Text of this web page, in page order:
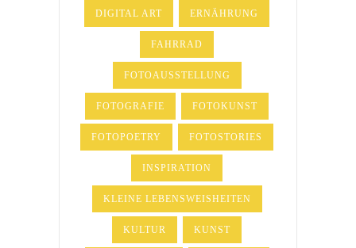
DIGITAL ART ERNÄHRUNG
FAHRRAD
FOTOAUSSTELLUNG
FOTOGRAFIE FOTOKUNST
FOTOPOETRY FOTOSTORIES
INSPIRATION
KLEINE LEBENSWEISHEITEN
KULTUR KUNST